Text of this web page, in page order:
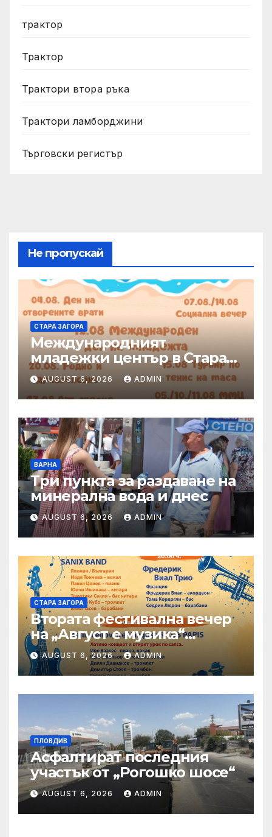
трактор
Трактор
Трактори втора ръка
Трактори ламборджини
Търговски регистър
Не пропускай
СТАРА ЗАГОРА
Международният
младежки център в Стара
Загора представя богата
програма от инициативи
през август
AUGUST 6, 2026 ADMIN
ВАРНА
Три пункта за раздаване на
минерална вода и днес
AUGUST 6, 2026 ADMIN
СТАРА ЗАГОРА
Втората фестивална вечер
на „Август е музика“
посреща Фредерик Виал
Трио
AUGUST 6, 2026 ADMIN
ПЛОВДИВ
Асфалтират последния
участък от „Рогошко шосе“
AUGUST 6, 2026 ADMIN